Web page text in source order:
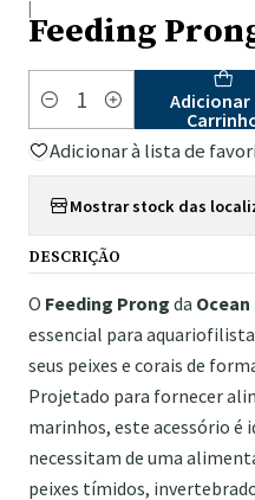
|
Feeding
Quantidade
Adicionar
Adicionar à lista de
Mostrar stock das
DESCRIÇÃO
O Feeding Prong da
essencial para
seus peixes e corais de
Projetado para fornecer
marinhos, este acessório é
necessitam de uma
peixes tímidos,